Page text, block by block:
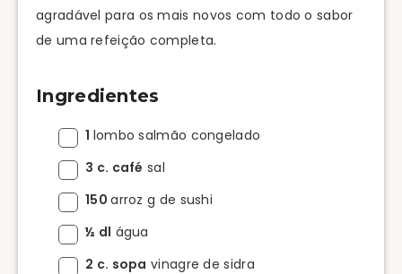
agradável para os mais novos com todo o sabor
de uma refeição completa.
Ingredientes
1 lombo salmão congelado
3 c. café sal
150arroz g de sushi
½ dl água
2 c. sopa vinagre de sidra